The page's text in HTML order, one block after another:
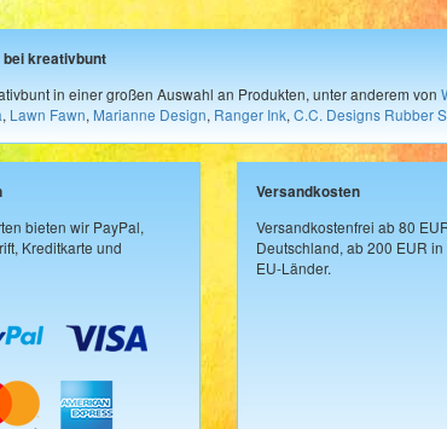
kreativbunt
in einer großen Auswahl an Produkten, unter anderem von
, Lawn Fawn, Marianne Design, Ranger Ink, C.C. Designs Rubber
bieten wir PayPal,
Kreditkarte und
Versandkosten
Versandkostenfrei ab 80
Deutschland, ab 200 EUR
EU-Länder.